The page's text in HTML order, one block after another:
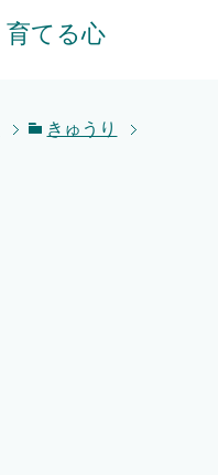
てる心
きゅうり